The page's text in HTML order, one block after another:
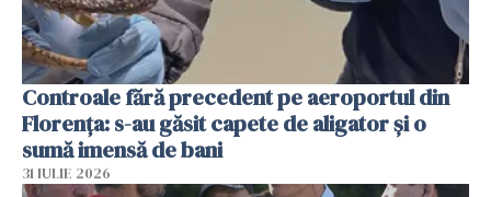
Controale fără precedent pe aeroportul din
Florența: s-au găsit capete de aligator și o
sumă imensă de bani
31 IULIE 2026